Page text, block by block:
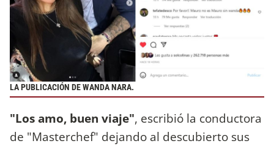
LA PUBLICACIÓN DE WANDA NARA.
"Los amo, buen viaje", escribió la conductora
de "Masterchef" dejando al descubierto sus